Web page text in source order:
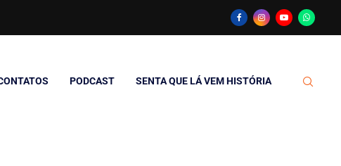
PODCAST SENTA QUE LÁ VEM HISTÓRIA